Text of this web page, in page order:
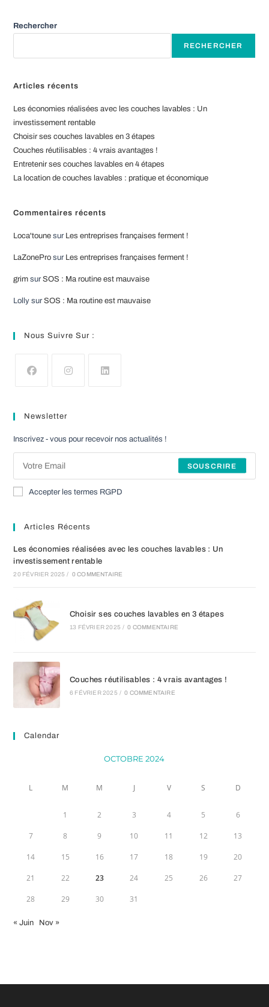
e
r
t
v
e
:
Rechercher
RECHERCHER
Articles récents
Les économies réalisées avec les couches lavables : Un
investissement rentable
Choisir ses couches lavables en 3 étapes
Couches réutilisables : 4 vrais avantages !
Entretenir ses couches lavables en 4 étapes
La location de couches lavables : pratique et économique
Commentaires récents
Loca'toune sur Les entreprises françaises ferment !
LaZonePro sur Les entreprises françaises ferment !
grim surSOS : Ma routine est mauvaise
Lolly surSOS : Ma routine est mauvaise
Nous Suivre Sur :
un
nouvel
onglet
nouvel
onglet
nouvel
onglet
Newsletter
Inscrivez - vous pour recevoir nos actualités !
SOUSCRIRE
Accepter les termes RGPD
Articles Récents
Les économies réalisées avec les couches lavables : Un
investissement rentable
20 FÉVRIER 2025 / 0 COMMENTAIRE
Choisir ses couches lavables en 3 étapes
13 FÉVRIER 2025 / 0 COMMENTAIRE
Couches réutilisables : 4 vrais avantages !
6 FÉVRIER 2025 / 0 COMMENTAIRE
Calendar
OCTOBRE 2024
L M M J V S D
1 2 3 4 5 6
7 8 9 10 11 12 13
14 15 16 17 18 19 20
21 22 23 24 25 26 27
28 29 30 31
« Juin Nov »